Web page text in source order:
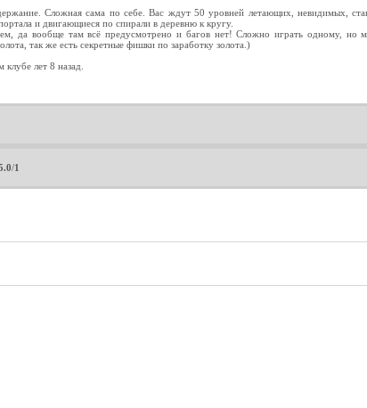
Сложная сама по себе. Вас ждут 50 уровней летающих, невидимых,
и двигающиеся по спирали в деревню к кругу.
да вообще там всё предусмотрено и багов нет! Сложно играть одному, но
так же есть секретные фишки по заработку золота.)
лет 8 назад.
/1